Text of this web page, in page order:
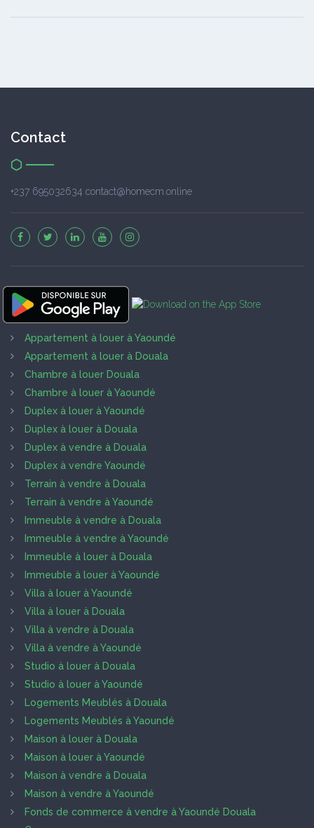
Contact
+237 695032634 contact@homecm.online
Appartement à louer à Yaoundé
Appartement à louer à Douala
Chambre à louer Douala
Chambre à louer à Yaoundé
Duplex à louer à Yaoundé
Duplex à louer à Douala
Duplex à vendre à Douala
Duplex à vendre Yaoundé
Terrain à vendre à Douala
Terrain à vendre à Yaoundé
Immeuble à vendre à Douala
Immeuble à vendre à Yaoundé
Immeuble à louer à Douala
Immeuble à louer à Yaoundé
Villa à louer à Yaoundé
Villa à louer à Douala
Villa à vendre à Douala
Villa à vendre à Yaoundé
Studio à louer à Douala
Studio à louer à Yaoundé
Logements Meublés à Douala
Logements Meublés à Yaoundé
Maison à louer à Douala
Maison à louer à Yaoundé
Maison à vendre à Douala
Maison à vendre à Yaoundé
Fonds de commerce à vendre à Yaoundé Douala